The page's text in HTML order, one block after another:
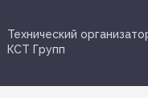
Технический
КСТ Групп